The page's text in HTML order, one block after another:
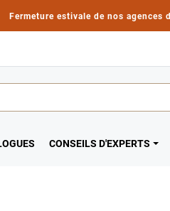
Fermeture estivale de nos
CONSEILS D'EXPERTS